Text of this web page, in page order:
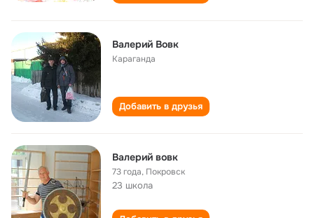
Валерий Вовк
Караганда
Добавить в друзья
Валерий вовк
73 года, Покровск
23 школа